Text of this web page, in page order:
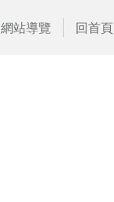
網站導覽 回首頁